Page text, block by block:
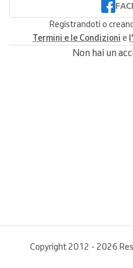
Registrandoti o
Termini e le Condizioni e
Non hai un
Copyright 2012 - 2026